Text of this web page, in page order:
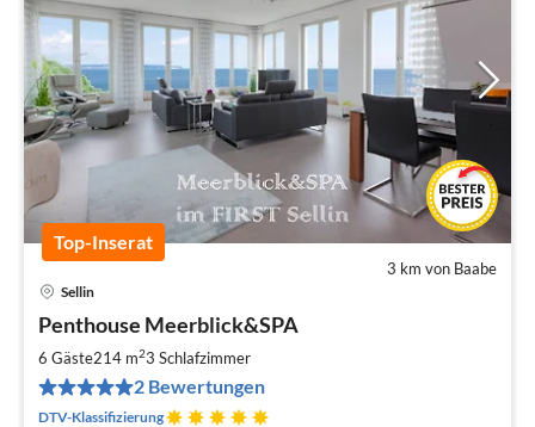
Top-Inserat
3 km von Baabe
Sellin
Penthouse Meerblick&SPA
6 Gäste214 m23 Schlafzimmer
2 Bewertungen
DTV-Klassifizierung